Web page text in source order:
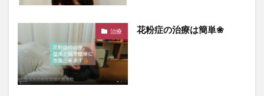
治療 花粉症の治療は簡単❀